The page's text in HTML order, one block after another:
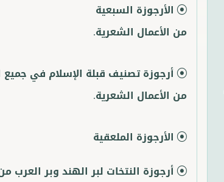
الأرجوزة السبعية
من الأعمال الشعرية.
أرجوزة تصنيف قبلة الإسلام في جميع
من الأعمال الشعرية.
الأرجوزة الملعقية
أرجوزة النتخات لبر الهند وبر العرب